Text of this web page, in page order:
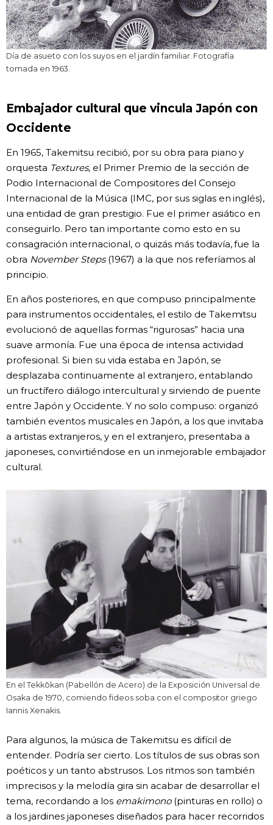
Día de asueto con los suyos en el jardín familiar. Fotografía
tomada en 1963.
Embajador cultural que vincula Japón con
Occidente
En 1965, Takemitsu recibió, por su obra para piano y
orquesta Textures, el Primer Premio de la sección de
Podio Internacional de Compositores del Consejo
Internacional de la Música (IMC, por sus siglas en inglés),
una entidad de gran prestigio. Fue el primer asiático en
conseguirlo. Pero tan importante como esto en su
consagración internacional, o quizás más todavía, fue la
obra November Steps(1967) a la que nos referíamos al
principio.
En años posteriores, en que compuso principalmente
para instrumentos occidentales, el estilo de Takemitsu
evolucionó de aquellas formas “rigurosas” hacia una
suave armonía. Fue una época de intensa actividad
profesional. Si bien su vida estaba en Japón, se
desplazaba continuamente al extranjero, entablando
un fructífero diálogo intercultural y sirviendo de puente
entre Japón y Occidente. Y no solo compuso: organizó
también eventos musicales en Japón, a los que invitaba
a artistas extranjeros, y en el extranjero, presentaba a
japoneses, convirtiéndose en un inmejorable embajador
cultural.
En el Tekkōkan (Pabellón de Acero) de la Exposición Universal de
Osaka de 1970, comiendo fideos soba con el compositor griego
Iannis Xenakis.
Para algunos, la música de Takemitsu es difícil de
entender. Podría ser cierto. Los títulos de sus obras son
poéticos y un tanto abstrusos. Los ritmos son también
imprecisos y la melodía gira sin acabar de desarrollar el
tema, recordando a los emakimono(pinturas en rollo) o
a los jardines japoneses diseñados para hacer recorridos